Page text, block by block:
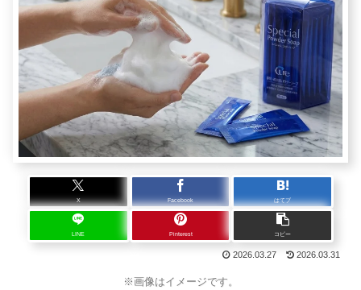
X Facebook はてブ
LINE Pinterest コピー
2026.03.27 2026.03.31
※画像はイメージです。